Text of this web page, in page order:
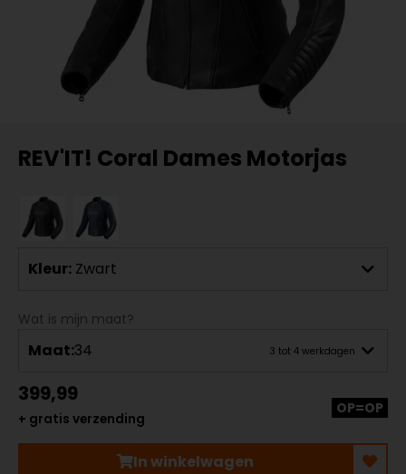
REV'IT! Coral Dames Motorjas
Kleur: Zwart
Wat is mijn maat?
Maat:34 3 tot 4 werkdagen
399,99
+ gratis verzending
OP=OP
In winkelwagen